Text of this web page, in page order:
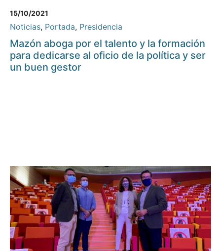
15/10/2021
Noticias, Portada, Presidencia
Mazón aboga por el talento y la formación
para dedicarse al oficio de la política y ser
un buen gestor